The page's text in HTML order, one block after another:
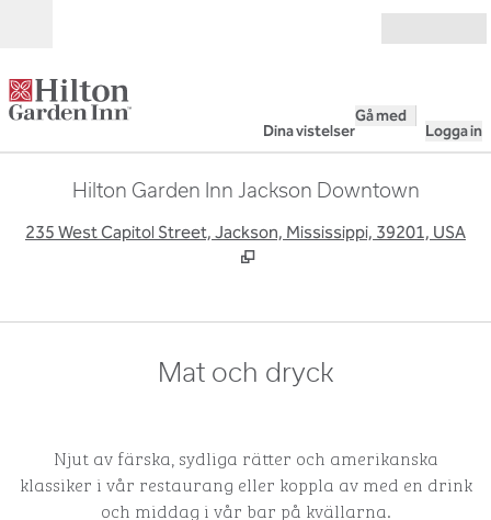
Dina vistelser
Gå med
Logga in
Hilton Garden Inn Jackson Downtown
235 West Capitol Street, Jackson, Mississippi, 39201, USA
Mat och dryck
Njut av färska, sydliga rätter och amerikanska
klassiker i vår restaurang eller koppla av med en drink
och middag i vår bar på kvällarna.